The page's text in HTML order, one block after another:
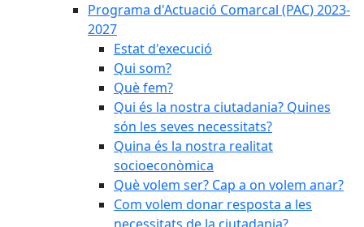
Programa d'Actuació Comarcal (PAC) 2023-
2027
Estat d'execució
Qui som?
Què fem?
Qui és la nostra ciutadania? Quines
són les seves necessitats?
Quina és la nostra realitat
socioeconòmica
Què volem ser? Cap a on volem anar?
Com volem donar resposta a les